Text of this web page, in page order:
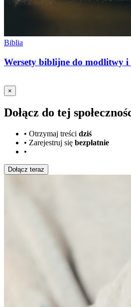
Biblia
Wersety biblijne do modlitwy i
×
Dołącz do tej
• Otrzymaj treści dziś
• Zarejestruj się bezpłatnie
•
Dołącz teraz